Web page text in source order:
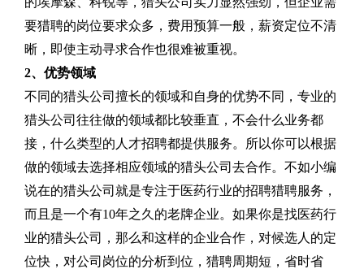
要猎聘的岗位要求众多，费用预算一般，薪资定位不清
晰，即使主动寻求合作也很难被重视。
2、优势领域
不同的猎头公司擅长的领域和自身的优势不同，专业的
猎头公司往往做的领域都比较垂直，不会什么业务都
接，什么类型的人才招聘都提供服务。所以你可以根据
做的领域去选择相应领域的猎头公司去合作。不如小编
说在的猎头公司就是专注于医药行业的招聘猎聘服务，
而且是一个有10年之久的老牌企业。如果你是找医药行
业的猎头公司，那么和这样的企业合作，对候选人的定
位快，对公司岗位的分析到位，猎聘周期短，省时省